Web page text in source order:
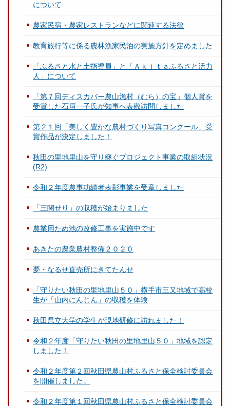
について
農家民宿・農家レストランなどに関連する法律
教育旅行等に係る農林漁家民泊の実施方針を定めました
「ふるさと水と土指導員」と「Ａｋｉｔａふるさと活力
人」について
「第７回ディスカバー農山漁村（むら）の宝」個人賞を
受賞した石垣一子氏が知事へ表敬訪問しました
第２１回「美しく豊かな農村づくり写真コンクール」受
賞作品が決定しました！
秋田の里地里山を守り継ぐプロジェクト事業の取組状況
(R2)
令和２年度農事功績者表彰事業を受章しました
「三関せり」の収穫が始まりました
農業用ため池の改修工事を実施中です
あきたの農業農村整備２０２０
夢・なるせ直売所にきてたんせ
「守りたい秋田の里地里山５０」横手市三又地域で高校
生が「山内にんじん」の収穫を体験
秋田県立大学の学生が現地研修に訪れました！
令和２年度「守りたい秋田の里地里山５０」地域を認定
しました！
令和２年度第２回秋田県農山村ふるさと保全検討委員会
を開催しました。
令和２年度第１回秋田県農山村ふるさと保全検討委員会